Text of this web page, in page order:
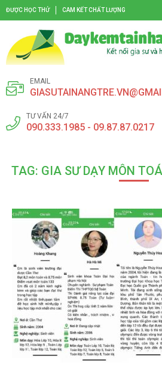
ĐƯỢC HỌC THỬ CAM KẾT CHẤT LƯỢNG
EMAIL
TƯ VẤN 24/7
090.333.1985 - 09.87.87.0217
TAG: GIA SƯ DẠY MÔN